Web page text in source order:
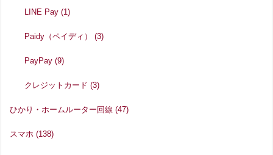
LINE Pay(1)
Paidy（ペイディ）(3)
PayPay(9)
クレジットカード(3)
ひかり・ホームルーター回線 (47)
スマホ (138)